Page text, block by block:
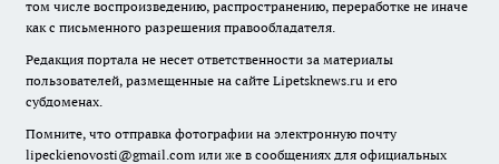
том числе воспроизведению, распространению, переработке не иначе
как с письменного разрешения правообладателя.
Редакция портала не несет ответственности за материалы
пользователей, размещенные на сайте Lipetsknews.ru и его
субдоменах.
Помните, что отправка фотографии на электронную почту
lipeckienovosti@gmail.com или же в сообщениях для официальных